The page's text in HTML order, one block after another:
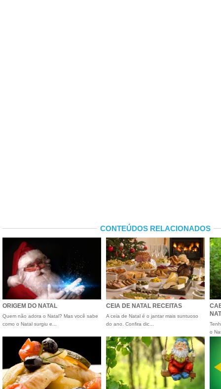
CONTEÚDOS RELACIONADOS
ORIGEM DO NATAL
Quem não adora o Natal? Mas você sabe
como o Natal surgiu e...
CEIA DE NATAL RECEITAS
A ceia de Natal é o jantar mais suntuoso
do ano. Confira dic...
o